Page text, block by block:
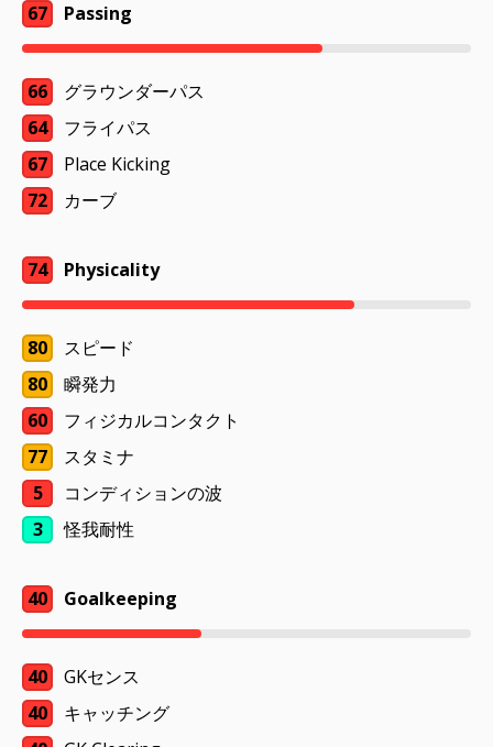
67 Passing
66
グラウンダーパス
64
フライパス
67
Place Kicking
72
カーブ
74 Physicality
80
スピード
80
瞬発力
60
フィジカルコンタクト
77
スタミナ
5
コンディションの波
3
怪我耐性
40 Goalkeeping
40
GKセンス
40
キャッチング